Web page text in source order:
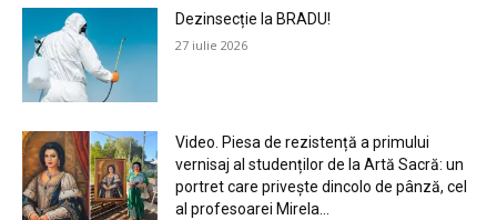
Dezinsecție la BRADU!
27 iulie 2026
Video. Piesa de rezistență a primului
vernisaj al studenților de la Artă Sacră: un
portret care privește dincolo de pânză, cel
al profesoarei Mirela...